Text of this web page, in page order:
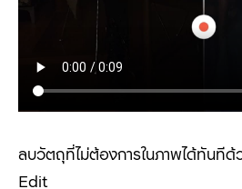
ลบวัตถุที่ไม่ต้องการในภาพได้ทันที
Edit